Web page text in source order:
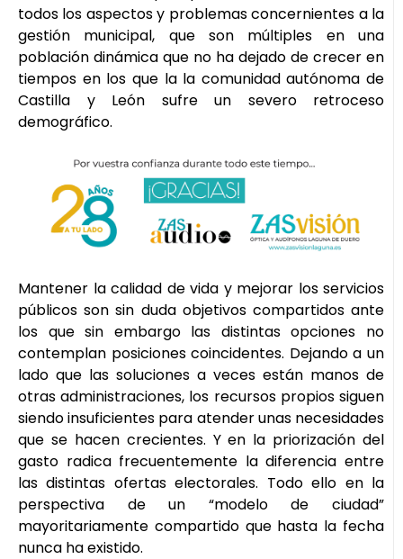
todos los aspectos y problemas concernientes a la
gestión municipal, que son múltiples en una
población dinámica que no ha dejado de crecer en
tiempos en los que la la comunidad autónoma de
Castilla y León sufre un severo retroceso
demográfico.
Mantener la calidad de vida y mejorar los servicios
públicos son sin duda objetivos compartidos ante
los que sin embargo las distintas opciones no
contemplan posiciones coincidentes. Dejando a un
lado que las soluciones a veces están manos de
otras administraciones, los recursos propios siguen
siendo insuficientes para atender unas necesidades
que se hacen crecientes. Y en la priorización del
gasto radica frecuentemente la diferencia entre
las distintas ofertas electorales. Todo ello en la
perspectiva de un “modelo de ciudad”
mayoritariamente compartido que hasta la fecha
nunca ha existido.